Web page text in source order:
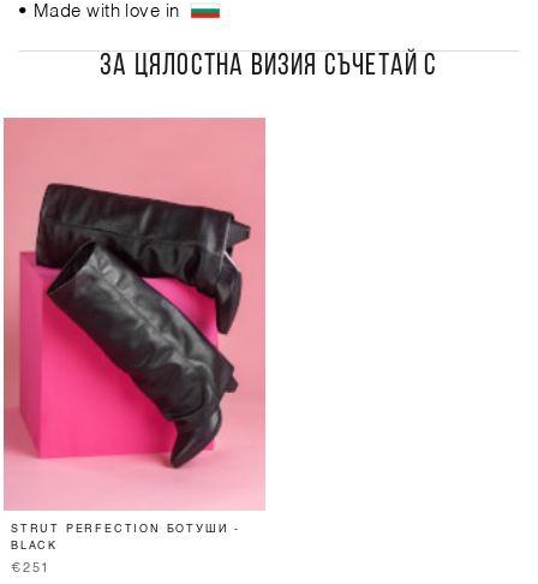
• Made with love in
ЗА ЦЯЛОСТНА ВИЗИЯ СЪЧЕТАЙ С
STRUT PERFECTION БОТУШИ -
BLACK
€251